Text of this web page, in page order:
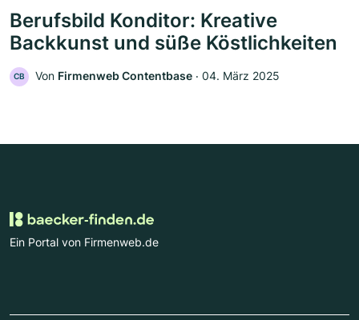
Berufsbild Konditor: Kreative
Backkunst und süße Köstlichkeiten
CB Von Firmenweb Contentbase ‧ 04. März 2025
Ein Portal von Firmenweb.de